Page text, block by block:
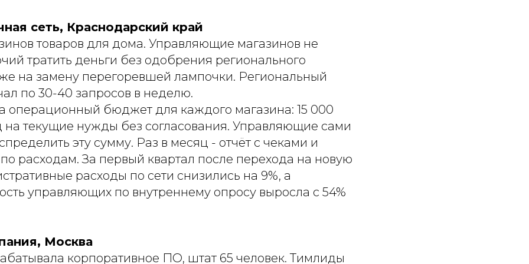
сеть, Краснодарский край
товаров для дома. Управляющие магазинов не
тратить деньги без одобрения регионального
на замену перегоревшей лампочки. Региональный
по 30-40 запросов в неделю.
операционный бюджет для каждого магазина: 15 000
на текущие нужды без согласования. Управляющие сами
эту сумму. Раз в месяц - отчёт с чеками и
расходам. За первый квартал после перехода на новую
расходы по сети снизились на 9%, а
управляющих по внутреннему опросу выросла с 54%
Москва
корпоративное ПО, штат 65 человек. Тимлиды